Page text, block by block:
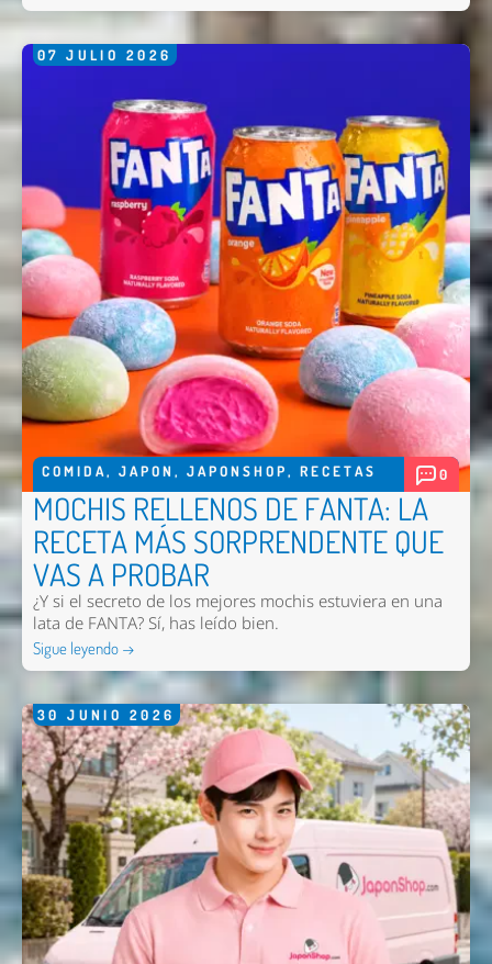
07 JULIO 2026
COMIDA, JAPON , JAPONSHOP, RECETAS 0
MOCHIS RELLENOS DE FANTA: LA
RECETA MÁS SORPRENDENTE QUE
VAS A PROBAR
¿Y si el secreto de los mejores mochis estuviera en una
lata de FANTA? Sí, has leído bien.
Sigue leyendo →
30 JUNIO 2026